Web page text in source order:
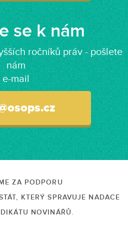
se k nám
ročníků práv - pošlete
nám
e-mail
ZA PODPORU
KTERÝ SPRAVUJE NADACE
NOVINÁŘŮ.